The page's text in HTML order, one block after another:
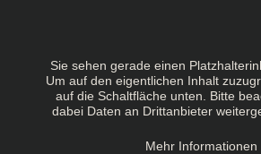
Sie sehen gerade einen
Um auf den eigentlichen Inhalt
auf die Schaltfläche unten. Bitte
dabei Daten an Drittanbieter
Mehr Informationen